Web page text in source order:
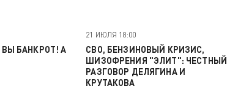
БАНКРОТ! А
21 ИЮЛЯ 18:00
СВО, БЕНЗИНОВЫЙ КРИЗИС,
ШИЗОФРЕНИЯ "ЭЛИТ": ЧЕСТНЫЙ
РАЗГОВОР ДЕЛЯГИНА И
КРУТАКОВА